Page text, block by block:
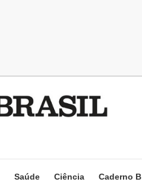
Saúde Ciência Caderno B